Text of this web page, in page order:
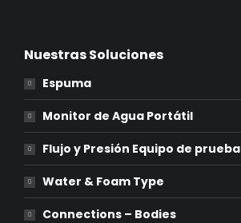
Nuestras Soluciones
Espuma
Monitor de Agua Portátil
Flujo y Presión Equipo de prueba
Water & Foam Type
Connections – Bodies